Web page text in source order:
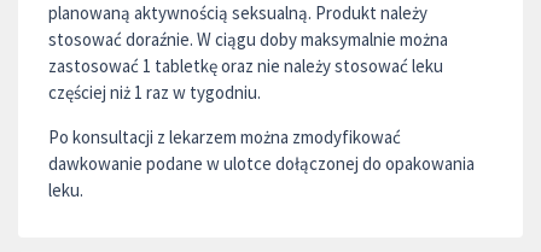
planowaną aktywnością seksualną. Produkt należy
stosować doraźnie. W ciągu doby maksymalnie można
zastosować 1 tabletkę oraz nie należy stosować leku
częściej niż 1 raz w tygodniu.
Po konsultacji z lekarzem można zmodyfikować
dawkowanie podane w ulotce dołączonej do opakowania
leku.